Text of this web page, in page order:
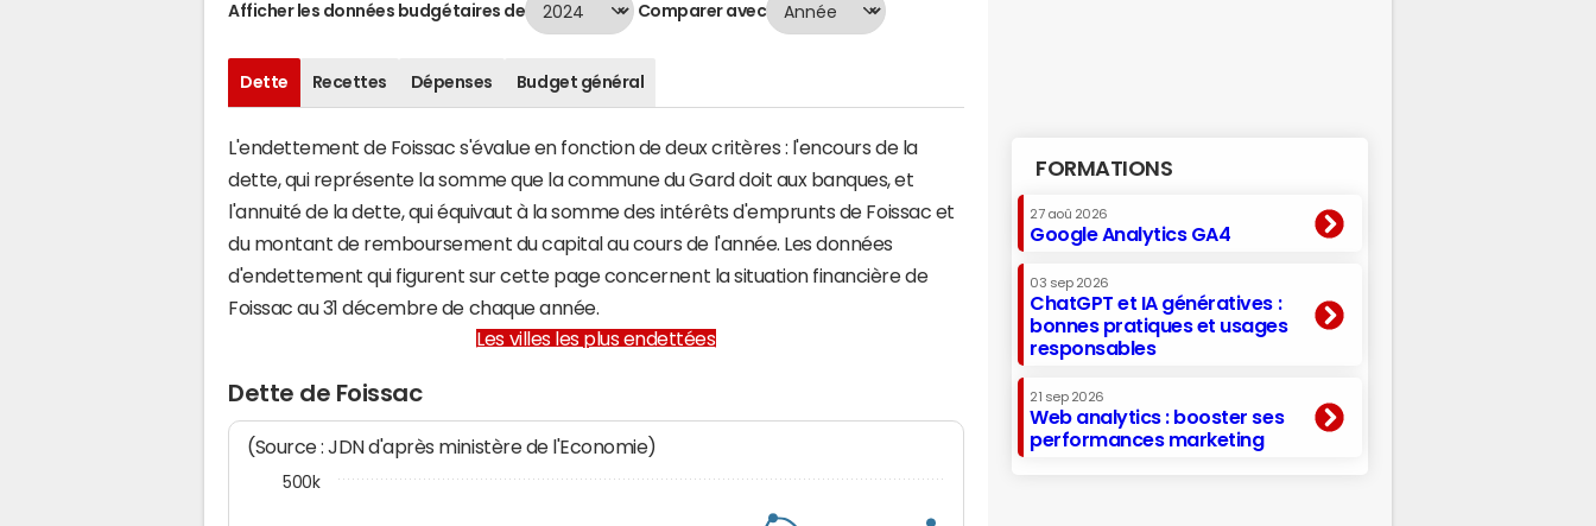
Afficher les données budgétaires de Comparer avec
Dette Recettes Dépenses Budget général
L'endettement de Foissac s'évalue en fonction de deux critères : l'encours de la
dette, qui représente la somme que la commune du Gard doit aux banques, et
l'annuité de la dette, qui équivaut à la somme des intérêts d'emprunts de Foissac et
du montant de remboursement du capital au cours de l'année. Les données
d'endettement qui figurent sur cette page concernent la situation financière de
Foissac au 31 décembre de chaque année.
Les villes les plus endettées
Dette de Foissac
(Source : JDN d'après ministère de l'Economie)
500k
FORMATIONS
27 aoû 2026
Google Analytics GA4
03 sep 2026
ChatGPT et IA génératives :
bonnes pratiques et usages
responsables
21 sep 2026
Web analytics : booster ses
performances marketing